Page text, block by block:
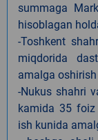
summaga
hisoblagan
-Toshkent
miqdorida
amalga
-Nukus shahri
kamida 35
ish kunida